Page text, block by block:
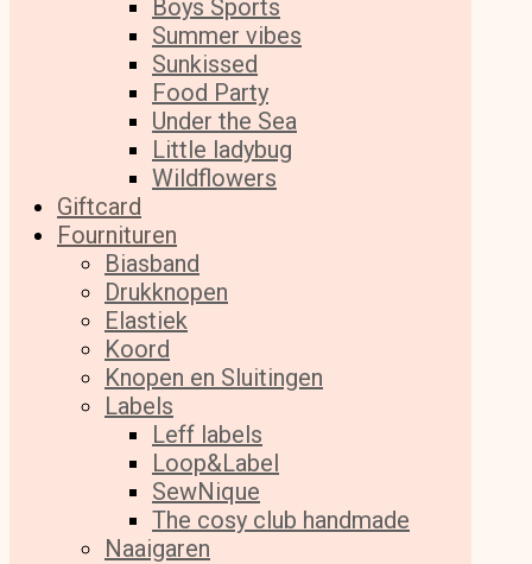
Boys Sports
Summer vibes
Sunkissed
Food Party
Under the Sea
Little ladybug
Wildflowers
Giftcard
Fournituren
Biasband
Drukknopen
Elastiek
Koord
Knopen en Sluitingen
Labels
Leff labels
Loop&Label
SewNique
The cosy club handmade
Naaigaren